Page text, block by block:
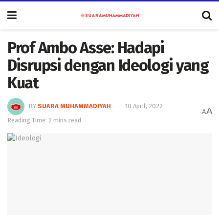
Prof Ambo Asse: Hadapi
Disrupsi dengan Ideologi yang
Kuat
BY SUARA MUHAMMADIYAH
10 April, 2022
Reading Time: 2 mins read
AA